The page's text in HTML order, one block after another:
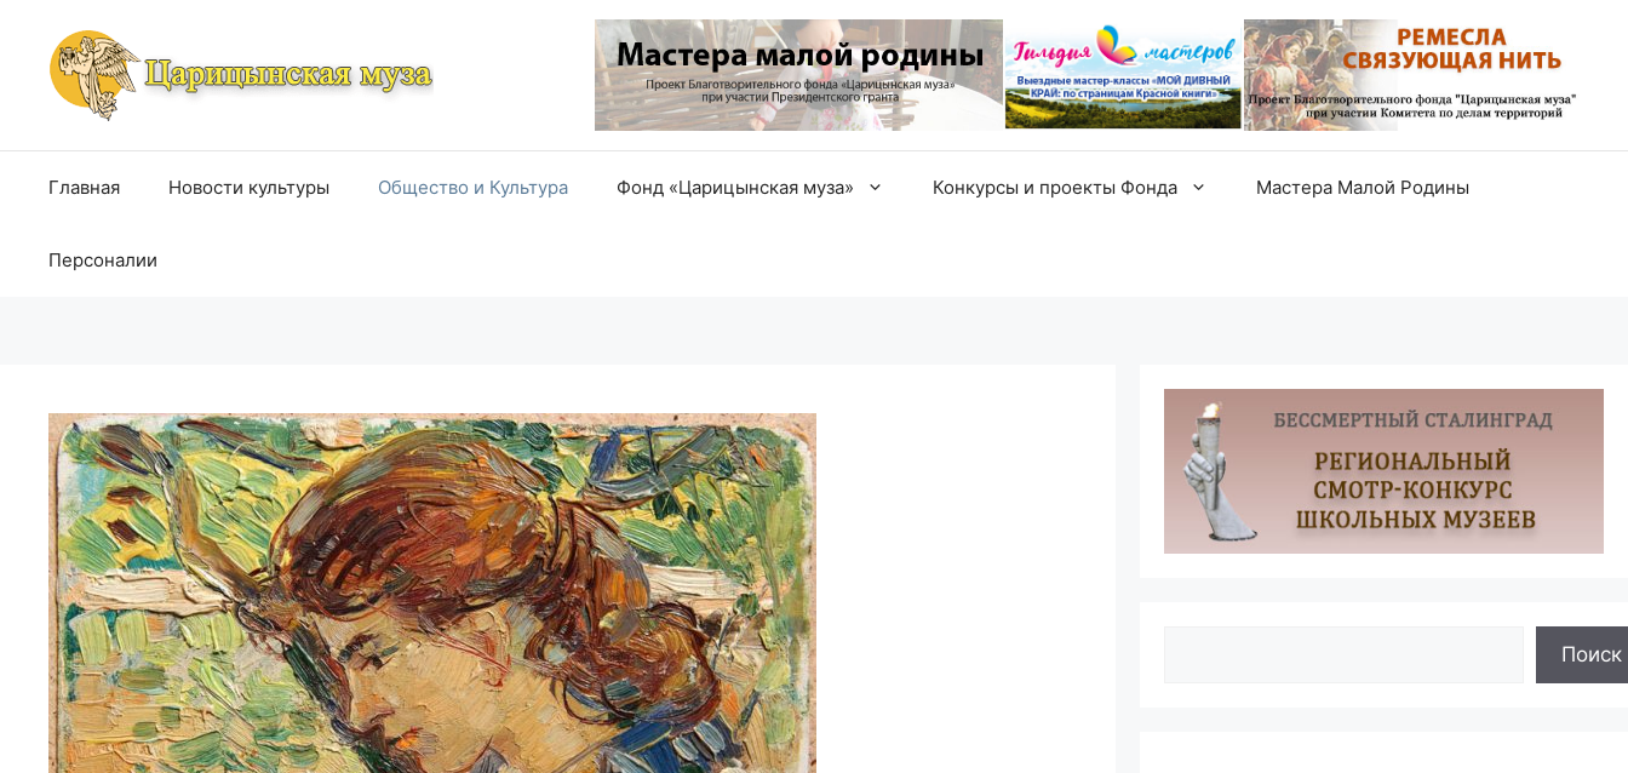
содержимому
Главная Новости культуры Общество и Культура Фонд «Царицынская муза» Конкурсы и проекты Фонда Мастера Малой Родины
Персоналии
Поиск